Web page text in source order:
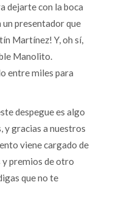
dejarte con la boca
presentador que
Martínez! Y, oh sí,
Manolito.
entre miles para
despegue es algo
y gracias a nuestros
viene cargado de
premios de otro
que no te